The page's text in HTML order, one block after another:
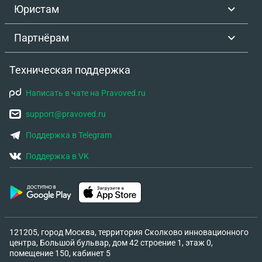
Юристам
Партнёрам
Техническая поддержка
Написать в чате на Pravoved.ru
support@pravoved.ru
Поддержка в Telegram
Поддержка в VK
121205, город Москва, территория Сколково инновационного
центра, Большой бульвар, дом 42 строение 1, этаж 0,
помещение 150, кабинет 5